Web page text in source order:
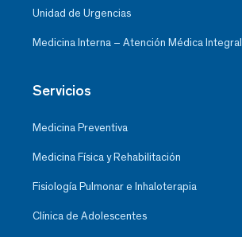
Unidad de Urgencias
Medicina Interna – Atención Médica Integral
Servicios
Medicina Preventiva
Medicina Física y Rehabilitación
Fisiología Pulmonar e Inhaloterapia
Clínica de Adolescentes